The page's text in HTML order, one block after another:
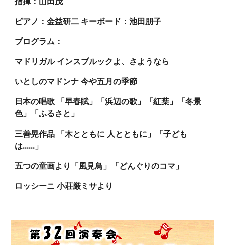
ピアノ：金益研二 キーボード：池田朋子
プログラム：
マドリガル インスブルックよ、さようなら
いとしのマドンナ 今や五月の季節
日本の唱歌 「早春賦」「浜辺の歌」「紅葉」「冬景
色」「ふるさと」
三善晃作品 「木とともに 人とともに」「子ども
は......」
五つの童画より「風見鳥」「どんぐりのコマ」
ロッシーニ 小荘厳ミサより